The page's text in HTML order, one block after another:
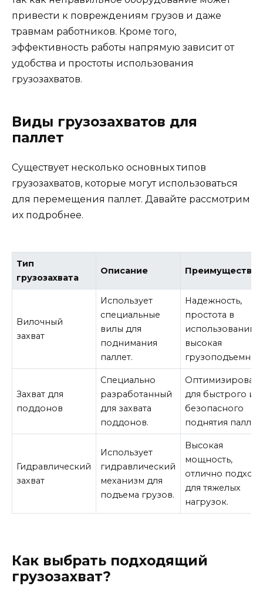
привести к повреждениям грузов и даже
травмам работников. Кроме того,
эффективность работы напрямую зависит от
удобства и простоты использования
грузозахватов.
Виды грузозахватов для
паллет
Существует несколько основных типов
грузозахватов, которые могут использоваться
для перемещения паллет. Давайте рассмотрим
их подробнее.
Тип
грузозахвата
Описание Преимущества
Вилочный
захват
Использует
специальные
вилы для
поднимания
паллет.
Надежность,
простота в
использовании,
высокая
Захват для
поддонов
Специально
разработанный
для захвата
поддонов.
Оптимизирован
для быстрого и
безопасного
поднятия паллет.
Гидравлический
захват
Использует
гидравлический
механизм для
подъема грузов.
Высокая
мощность,
отлично
для тяжелых
нагрузок.
Как выбрать подходящий
грузозахват?